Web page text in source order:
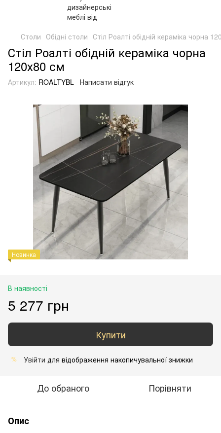
Столи Обідні столи Стіл Роалті обідній кераміка чорна
Стіл Роалті обідній кераміка чорна
120х80 см
Артикул: ROALTYBL Написати відгук
Новинка
В наявності
5 277 грн
Купити
% Увійти для відображення накопичувальної знижки
До обраного Порівняти
Опис